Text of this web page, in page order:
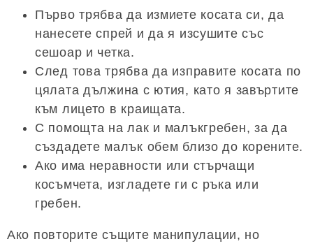
Първо трябва да измиете косата си, да
нанесете спрей и да я изсушите със
сешоар и четка.
След това трябва да изправите косата по
цялата дължина с ютия, като я завъртите
към лицето в краищата.
С помощта на лак и малъкгребен, за да
създадете малък обем близо до корените.
Ако има неравности или стърчащи
косъмчета, изгладете ги с ръка или
гребен.
Ако повторите същите манипулации, но